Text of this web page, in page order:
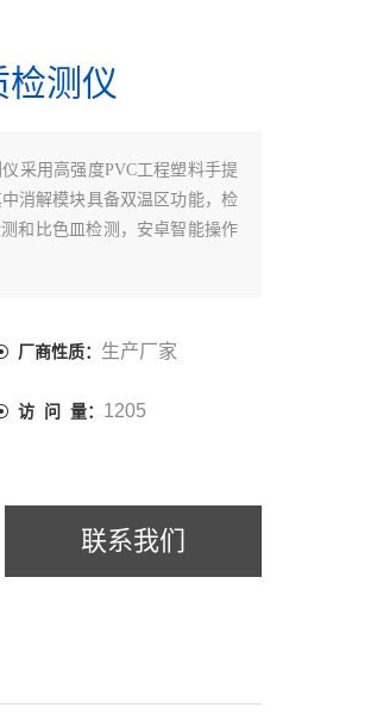
测仪
采用高强度PVC工程塑料手提
消解模块具备双温区功能，检
和比色皿检测，安卓智能操作
厂商性质： 生产厂家
访 问 量： 1205
联系我们